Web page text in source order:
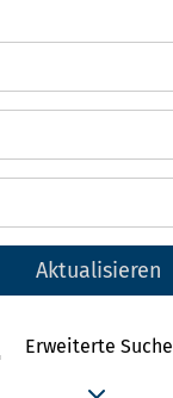
Aktualisieren
Erweiterte Suche